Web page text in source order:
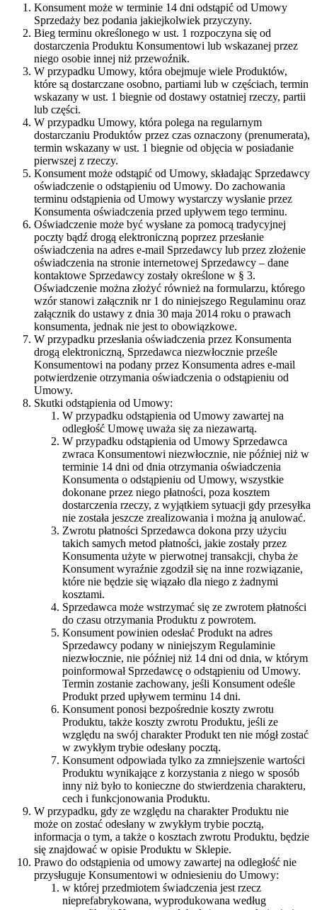
Konsument może w terminie 14 dni odstąpić od Umowy
Sprzedaży bez podania jakiejkolwiek przyczyny.
Bieg terminu określonego w ust. 1 rozpoczyna się od
dostarczenia Produktu Konsumentowi lub wskazanej przez
niego osobie innej niż przewoźnik.
W przypadku Umowy, która obejmuje wiele Produktów,
które są dostarczane osobno, partiami lub w częściach, termin
wskazany w ust. 1 biegnie od dostawy ostatniej rzeczy, partii
lub części.
W przypadku Umowy, która polega na regularnym
dostarczaniu Produktów przez czas oznaczony (prenumerata),
termin wskazany w ust. 1 biegnie od objęcia w posiadanie
pierwszej z rzeczy.
Konsument może odstąpić od Umowy, składając Sprzedawcy
oświadczenie o odstąpieniu od Umowy. Do zachowania
terminu odstąpienia od Umowy wystarczy wysłanie przez
Konsumenta oświadczenia przed upływem tego terminu.
Oświadczenie może być wysłane za pomocą tradycyjnej
poczty bądź drogą elektroniczną poprzez przesłanie
oświadczenia na adres e-mail Sprzedawcy lub przez złożenie
oświadczenia na stronie internetowej Sprzedawcy – dane
kontaktowe Sprzedawcy zostały określone w § 3.
Oświadczenie można złożyć również na formularzu, którego
wzór stanowi załącznik nr 1 do niniejszego Regulaminu oraz
załącznik do ustawy z dnia 30 maja 2014 roku o prawach
konsumenta, jednak nie jest to obowiązkowe.
W przypadku przesłania oświadczenia przez Konsumenta
drogą elektroniczną, Sprzedawca niezwłocznie prześle
Konsumentowi na podany przez Konsumenta adres e-mail
potwierdzenie otrzymania oświadczenia o odstąpieniu od
Umowy.
Skutki odstąpienia od Umowy:
W przypadku odstąpienia od Umowy zawartej na
odległość Umowę uważa się za niezawartą.
W przypadku odstąpienia od Umowy Sprzedawca
zwraca Konsumentowi niezwłocznie, nie później niż w
terminie 14 dni od dnia otrzymania oświadczenia
Konsumenta o odstąpieniu od Umowy, wszystkie
dokonane przez niego płatności, poza kosztem
dostarczenia rzeczy, z wyjątkiem sytuacji gdy przesyłka
nie została jeszcze zrealizowania i można ją anulować.
Zwrotu płatności Sprzedawca dokona przy użyciu
takich samych metod płatności, jakie zostały przez
Konsumenta użyte w pierwotnej transakcji, chyba że
Konsument wyraźnie zgodził się na inne rozwiązanie,
które nie będzie się wiązało dla niego z żadnymi
kosztami.
Sprzedawca może wstrzymać się ze zwrotem płatności
do czasu otrzymania Produktu z powrotem.
Konsument powinien odesłać Produkt na adres
Sprzedawcy podany w niniejszym Regulaminie
niezwłocznie, nie później niż 14 dni od dnia, w którym
poinformował Sprzedawcę o odstąpieniu od Umowy.
Termin zostanie zachowany, jeśli Konsument odeśle
Produkt przed upływem terminu 14 dni.
Konsument ponosi bezpośrednie koszty zwrotu
Produktu, także koszty zwrotu Produktu, jeśli ze
względu na swój charakter Produkt ten nie mógł zostać
w zwykłym trybie odesłany pocztą.
Konsument odpowiada tylko za zmniejszenie wartości
Produktu wynikające z korzystania z niego w sposób
inny niż było to konieczne do stwierdzenia charakteru,
cech i funkcjonowania Produktu.
W przypadku, gdy ze względu na charakter Produktu nie
może on zostać odesłany w zwykłym trybie pocztą,
informacja o tym, a także o kosztach zwrotu Produktu, będzie
się znajdować w opisie Produktu w Sklepie.
Prawo do odstąpienia od umowy zawartej na odległość nie
przysługuje Konsumentowi w odniesieniu do Umowy:
w której przedmiotem świadczenia jest rzecz
nieprefabrykowana, wyprodukowana według